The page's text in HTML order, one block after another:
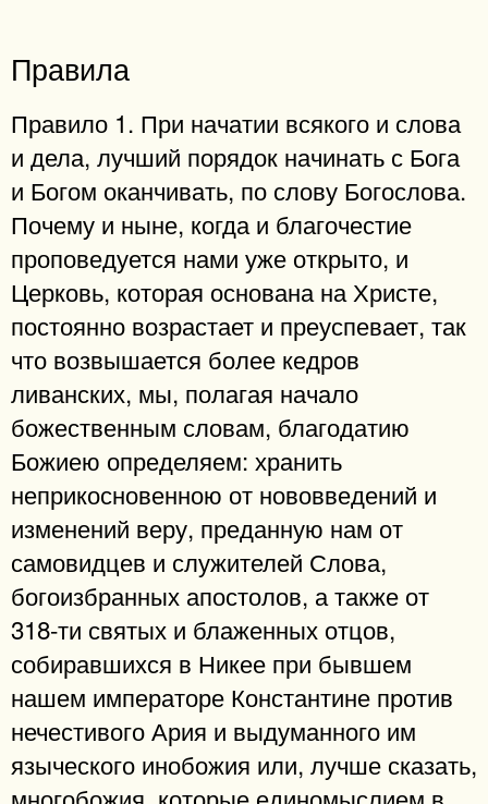
Правила
Правило 1. При начатии всякого и слова
и дела, лучший порядок начинать с Бога
и Богом оканчивать, по слову Богослова.
Почему и ныне, когда и благочестие
проповедуется нами уже открыто, и
Церковь, которая основана на Христе,
постоянно возрастает и преуспевает, так
что возвышается более кедров
ливанских, мы, полагая начало
божественным словам, благодатию
Божиею определяем: хранить
неприкосновенною от нововведений и
изменений веру, преданную нам от
самовидцев и служителей Слова,
богоизбранных апостолов, а также от
318-ти святых и блаженных отцов,
собиравшихся в Никее при бывшем
нашем императоре Константине против
нечестивого Ария и выдуманного им
языческого инобожия или, лучше сказать,